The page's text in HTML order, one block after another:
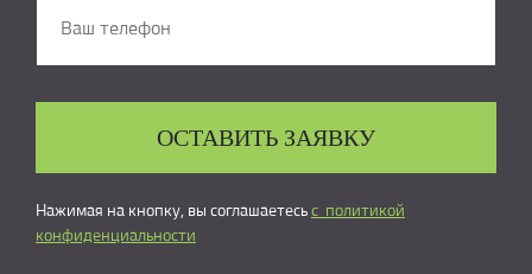
ОСТАВИТЬ ЗАЯВКУ
Нажимая на кнопку, вы соглашаетесьс политикой
конфиденциальности